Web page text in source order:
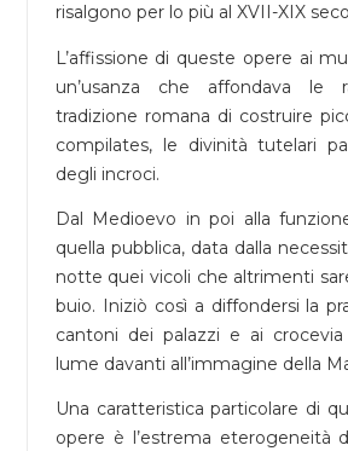
risalgono per lo più al XVII-XIX
L’affissione di queste opere ai
un’usanza che affondava le
tradizione romana di costruire
compilates, le divinità tutelari
degli incroci.
Dal Medioevo in poi alla
quella pubblica, data dalla
notte quei vicoli che altrimenti
buio. Iniziò così a diffondersi la
cantoni dei palazzi e ai
lume davanti all’immagine della
Una caratteristica particolare di
opere è l’estrema eterogeneità